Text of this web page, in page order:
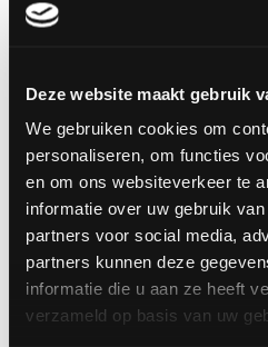
Deze website maakt gebruik
We gebruiken cookies om
personaliseren, om functies
en om ons websiteverkeer te
informatie over uw gebruik
partners voor social media,
partners kunnen deze
informatie die u aan ze heeft
verzameld op basis van uw
Winkel met boven
buiten terras.
Inventaris en machines
Voor informatie: neem
Block: